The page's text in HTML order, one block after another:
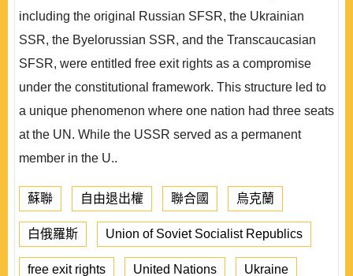
including the original Russian SFSR, the Ukrainian
SSR, the Byelorussian SSR, and the Transcaucasian
SFSR, were entitled free exit rights as a compromise
under the constitutional framework. This structure led to
a unique phenomenon where one nation had three seats
at the UN. While the USSR served as a permanent
member in the U..
蘇聯 自由退出權 聯合國 烏克蘭
白俄羅斯 Union of Soviet Socialist Republics
free exit rights United Nations Ukraine